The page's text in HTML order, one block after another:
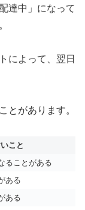
達中」になって
によって、翌日
とがあります。
こと
ることがある
ある
ある